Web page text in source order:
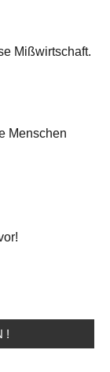
Mißwirtschaft.
Menschen
!